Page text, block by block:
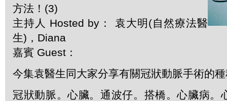
方法！(3)
主持人 Hosted by： 袁大明(自然療法醫
生)，Diana
嘉賓 Guest：
今集袁醫生同大家分享有關冠狀動脈手術的
冠狀動脈。心臟。通波仔。搭橋。心臟病。